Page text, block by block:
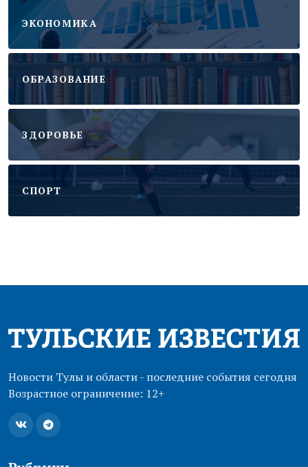
ЭКОНОМИКА
ОБРАЗОВАНИЕ
ЗДОРОВЬЕ
CПОРТ
Новости Тулы и области - последние события сегодня
Возрастное ограничение: 12+